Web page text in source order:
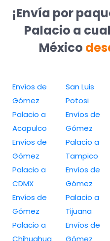
¡Envía por
Palacio a
México
Envíos de
Gómez
Palacio a
Acapulco
Envíos de
Gómez
Palacio a
CDMX
Envíos de
Gómez
Palacio a
Chihuahua
San Luis
Potosi
Envíos de
Gómez
Palacio a
Tampico
Envíos de
Gómez
Palacio a
Tijuana
Envíos de
Gómez